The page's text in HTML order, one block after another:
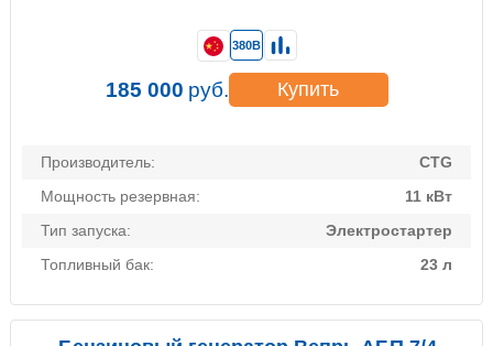
Производитель:
CTG
Мощность резервная:
11 кВт
Тип запуска:
Электростартер
Топливный бак:
23 л
380В
185 000 руб. Купить